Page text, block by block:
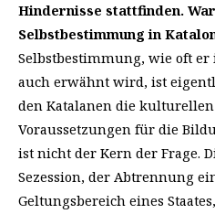
Hindernisse stattfinden.
Selbstbestimmung in
Selbstbestimmung, wie oft
auch erwähnt wird, ist
den Katalanen die
Voraussetzungen für die
ist nicht der Kern der Frage.
Sezession, der Abtrennung
Geltungsbereich eines